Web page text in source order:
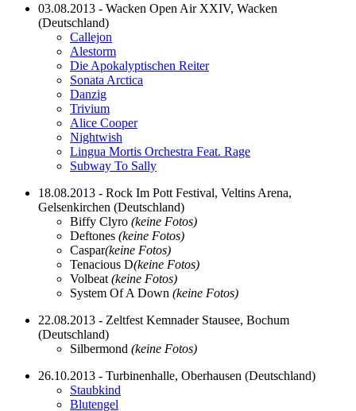
03.08.2013 - Wacken Open Air XXIV, Wacken
(Deutschland)
Callejon
Alestorm
Die Apokalyptischen Reiter
Sonata Arctica
Danzig
Trivium
Alice Cooper
Nightwish
Lingua Mortis Orchestra Feat. Rage
Subway To Sally
18.08.2013 - Rock Im Pott Festival, Veltins Arena,
Gelsenkirchen (Deutschland)
Biffy Clyro (keine Fotos)
Deftones (keine Fotos)
Caspar(keine Fotos)
Tenacious D(keine Fotos)
Volbeat (keine Fotos)
System Of A Down (keine Fotos)
22.08.2013 - Zeltfest Kemnader Stausee, Bochum
(Deutschland)
Silbermond (keine Fotos)
26.10.2013 - Turbinenhalle, Oberhausen (Deutschland)
Staubkind
Blutengel